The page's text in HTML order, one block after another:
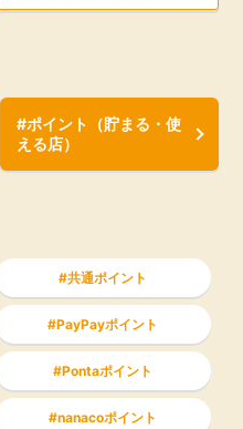
#ポイント（貯まる・使
える店）
共通ポイント
PayPayポイント
Pontaポイント
nanacoポイント